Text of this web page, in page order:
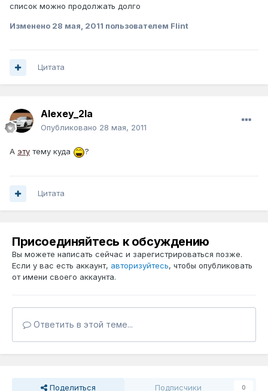
список можно продолжать долго
Изменено 28 мая, 2011 пользователем Flint
Цитата
Alexey_2la
Опубликовано 28 мая, 2011
А эту тему куда ?
Цитата
Присоединяйтесь к обсуждению
Вы можете написать сейчас и зарегистрироваться позже.
Если у вас есть аккаунт, авторизуйтесь, чтобы опубликовать
от имени своего аккаунта.
Ответить в этой теме...
Поделиться Подписчики 0